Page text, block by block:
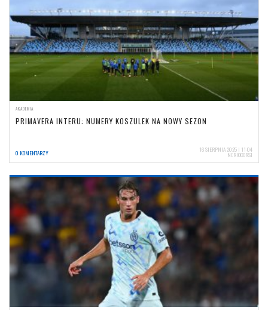
AKADEMIA
PRIMAVERA INTERU: NUMERY KOSZULEK NA NOWY SEZON
0 KOMENTARZY 16 SIERPNIA 2025 | 11:04
NERIOCORSI